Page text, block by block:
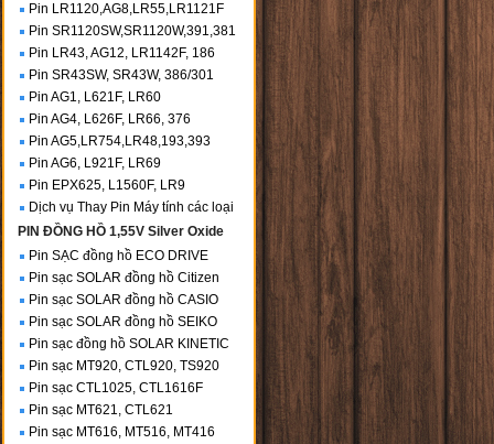
Pin LR1120,AG8,LR55,LR1121F
Pin SR1120SW,SR1120W,391,381
Pin LR43, AG12, LR1142F, 186
Pin SR43SW, SR43W, 386/301
Pin AG1, L621F, LR60
Pin AG4, L626F, LR66, 376
Pin AG5,LR754,LR48,193,393
Pin AG6, L921F, LR69
Pin EPX625, L1560F, LR9
Dịch vụ Thay Pin Máy tính các loại
PIN ĐỒNG HỒ 1,55V Silver Oxide
Pin SẠC đồng hồ ECO DRIVE
Pin sạc SOLAR đồng hồ Citizen
Pin sạc SOLAR đồng hồ CASIO
Pin sạc SOLAR đồng hồ SEIKO
Pin sạc đồng hồ SOLAR KINETIC
Pin sạc MT920, CTL920, TS920
Pin sạc CTL1025, CTL1616F
Pin sạc MT621, CTL621
Pin sạc MT616, MT516, MT416